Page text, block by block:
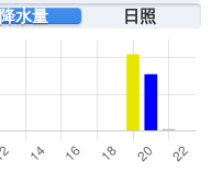
降水量 日照